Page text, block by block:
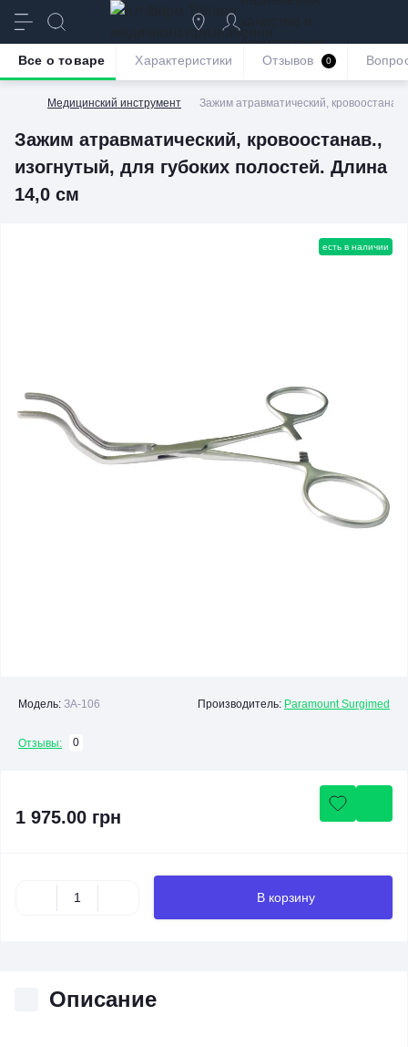
безупречное
обслуживание
Медицинский инструмент Зажим атравматический,
Зажим атравматический, кровоостанав.,
изогнутый, для губоких полостей. Длина
14,0 см
Все о товаре Характеристики Отзывов 0
есть в наличии
Модель: ЗА-106 Производитель: Paramount Surgimed
Отзывы: 0
1 975.00 грн
В корзину
Описание